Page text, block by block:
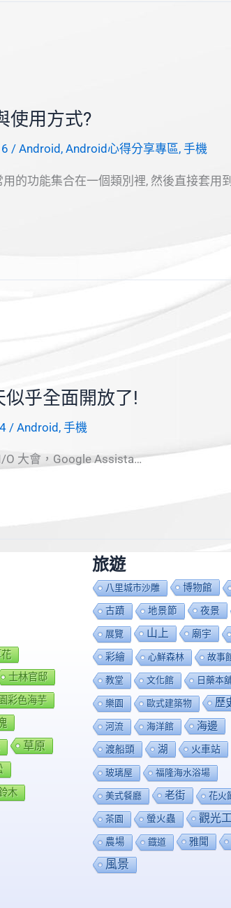
使用方式?
/ Android , Android心得分享專區, 手機
的功能集合在一個類別裡, 然後直接套用
乎全面開放了!
/ Android, 手機
大會，Google Assista…
士林官邸
彩色海芋
草原
木
旅遊
八里城市沙雕 博物館
古蹟 地景節 夜景
展覽 山上 廟宇
彩繪 心鮮森林 故事
教堂 文化館 日藥本
樂園 歐式建築物 歷
河流 海洋館 海邊
渡船頭 湖 火車站
玻璃屋 福隆海水浴場
美式餐廳 老街 花火
茶園 螢火蟲 觀光
農場 鐡道 雅聞
風景